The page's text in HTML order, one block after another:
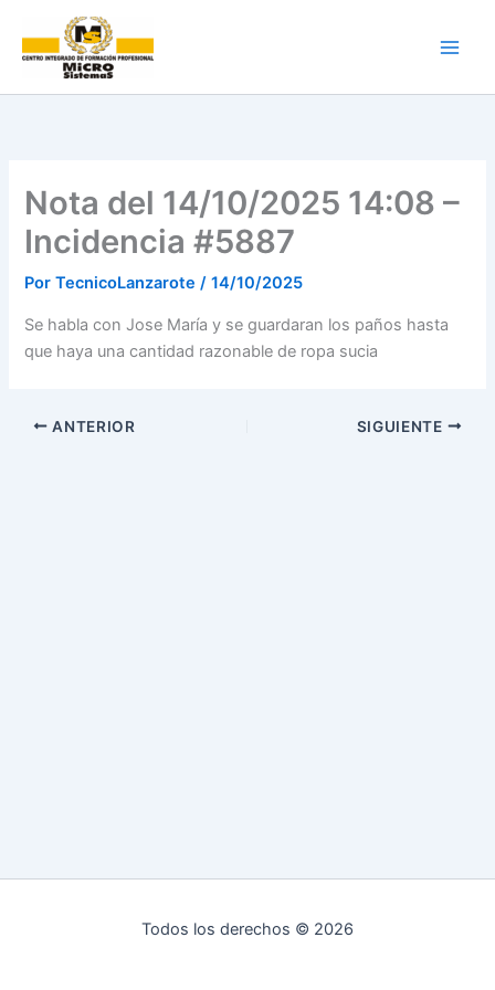
contenido
Nota del 14/10/2025 14:08 –
Incidencia #5887
PorTecnicoLanzarote/14/10/2025
Se habla con Jose María y se guardaran los paños hasta
que haya una cantidad razonable de ropa sucia
ANTERIOR SIGUIENTE
Todos los derechos © 2026